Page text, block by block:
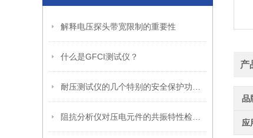
解释电压探头带宽限制的重要性
什么是GFCI测试仪？
产
品
应